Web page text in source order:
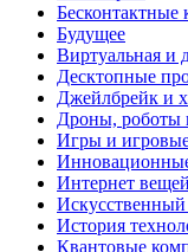
Бесконтактные
Будущее
Виртуальная и
Десктопные
Джейлбрейк и
Дроны, роботы
Игры и
Интернет
Искусственный
История
Квантовые